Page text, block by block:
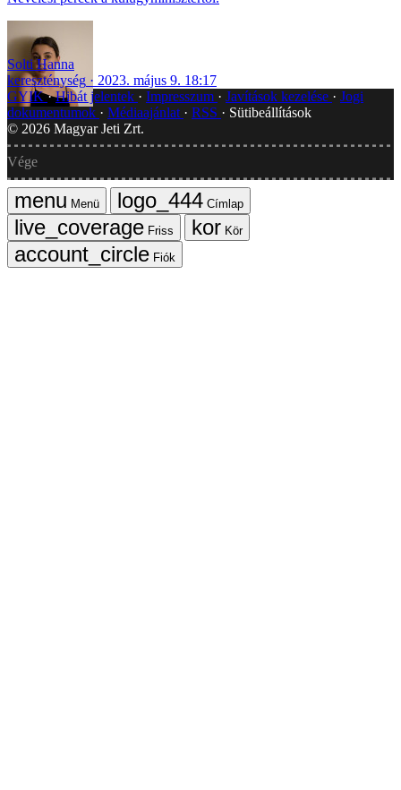
Solti Hanna
kereszténység
2023. május 9. 18:17
GYIK Hibát jelentek Impresszum Javítások kezelése
Jogi
dokumentumok
Médiaajánlat RSS
Sütibeállítások
© 2026 Magyar Jeti Zrt.
Vége
Menü
Címlap
Friss
Kör
Fiók